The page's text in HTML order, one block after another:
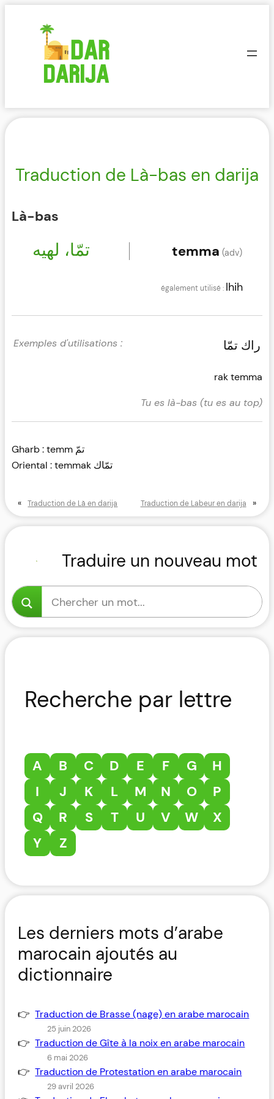
Traduction de Là-bas en darija
Là-bas
تمّا، لهيه temma (adv)
lhih
راك تمّا
rak temma
Tu es là-bas (tu es au top)
Gharb : temm تمّ
Oriental : temmak تمّاك
« Traduction de Là en darija Traduction de Labeur en darija »
Traduire un nouveau mot
Recherche par lettre
A B C D E F G
H
I
J K L M N O
P
Q
R S T U V W
X
Y
Z
Les derniers mots d’arabe
marocain ajoutés au
dictionnaire
Traduction de Brasse (nage) en arabe marocain
25 juin 2026
Traduction de Gîte à la noix en arabe marocain
6 mai 2026
Traduction de Protestation en arabe marocain
29 avril 2026